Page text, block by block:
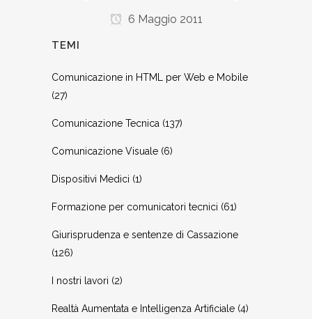
6 Maggio 2011
TEMI
Comunicazione in HTML per Web e Mobile
(27)
Comunicazione Tecnica (137)
Comunicazione Visuale (6)
Dispositivi Medici (1)
Formazione per comunicatori tecnici (61)
Giurisprudenza e sentenze di Cassazione
(126)
I nostri lavori (2)
Realtà Aumentata e Intelligenza Artificiale (4)